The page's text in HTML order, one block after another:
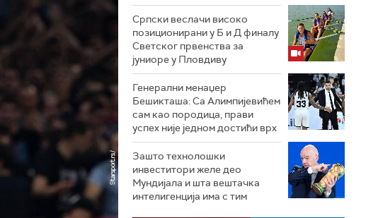
Српски веслачи високо
позиционирани у Б и Д финалу
Светског првенства за
јуниоре у Пловдиву
Генерални менаџер
Бешикташа: Са Алимпијевићем
сам као породица, прави
успех није једном достићи врх
Зашто технолошки
инвеститори желе део
Мундијала и шта вештачка
интелигенција има с тим